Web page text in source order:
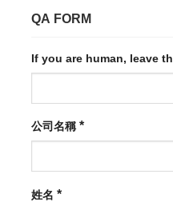
QA FORM
If you are human, leave
公司名稱*
姓名*